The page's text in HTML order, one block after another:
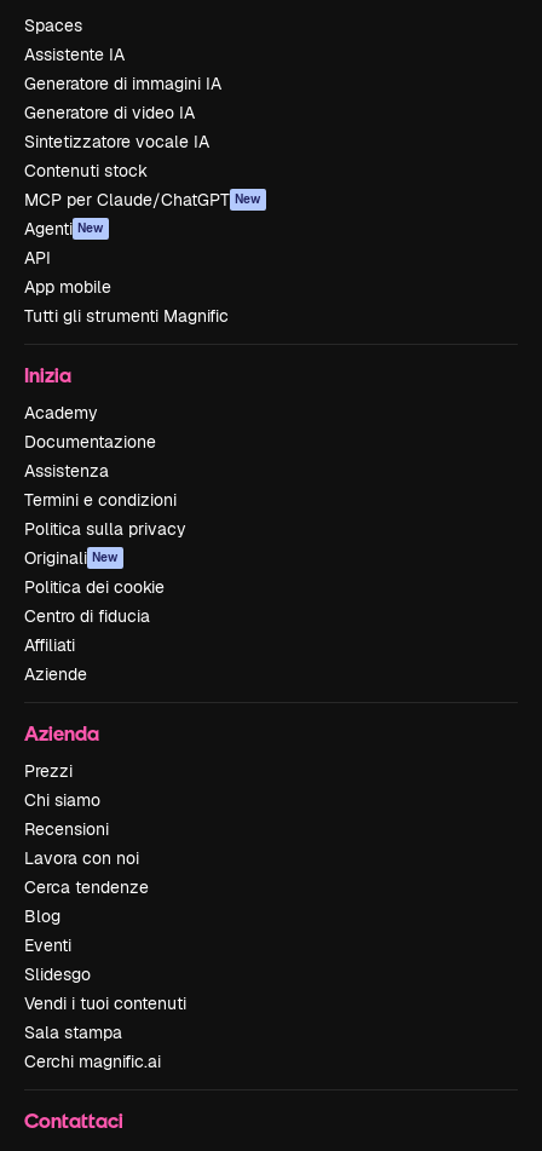
Spaces
Assistente IA
Generatore di immagini IA
Generatore di video IA
Sintetizzatore vocale IA
Contenuti stock
MCP per Claude/ChatGPT New
Agenti New
API
App mobile
Tutti gli strumenti Magnific
Inizia
Academy
Documentazione
Assistenza
Termini e condizioni
Politica sulla privacy
Originali New
Politica dei cookie
Centro di fiducia
Affiliati
Aziende
Azienda
Prezzi
Chi siamo
Recensioni
Lavora con noi
Cerca tendenze
Blog
Eventi
Slidesgo
Vendi i tuoi contenuti
Sala stampa
Cerchi magnific.ai
Contattaci